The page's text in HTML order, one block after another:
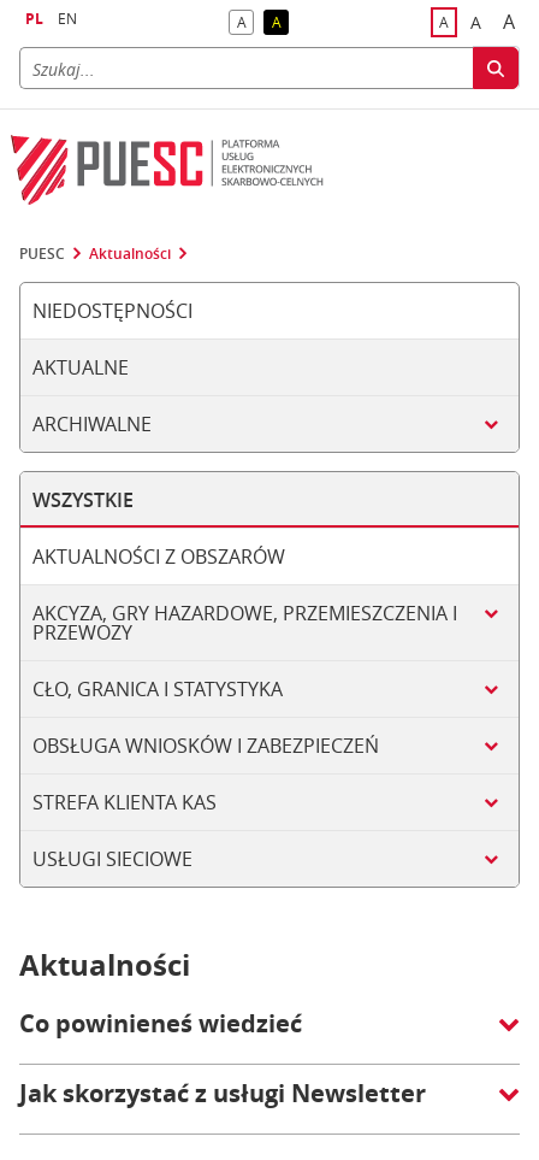
PL EN Akontrast domyślny
Akontrast żółty tekst na czarnym tle
Adomyślna
A A
PUESC Aktualności
NIEDOSTĘPNOŚCI
AKTUALNE
ARCHIWALNE
WSZYSTKIE
AKTUALNOŚCI Z OBSZARÓW
AKCYZA, GRY HAZARDOWE, PRZEMIESZCZENIA I
PRZEWOZY
CŁO, GRANICA I STATYSTYKA
OBSŁUGA WNIOSKÓW I ZABEZPIECZEŃ
STREFA KLIENTA KAS
USŁUGI SIECIOWE
Aktualności
Co powinieneś wiedzieć
Jak skorzystać z usługi Newsletter